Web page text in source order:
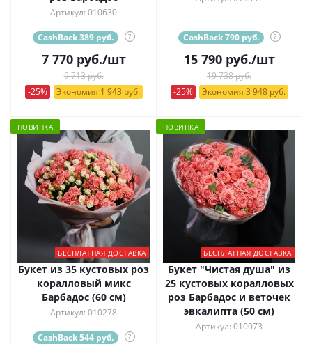
Артикул: 010630
CashBack 389 руб. ?
7 770руб./шт
9 713 руб.
-25%
Экономия 1 943 руб.
CashBack 790 руб. ?
15 790руб./шт
19 738 руб.
-25%
Экономия 3 948 руб.
НОВИНКА
БЕСПЛАТНАЯ ДОСТАВКА
Букет из 35 кустовых роз
коралловый микс
Барбадос (60 см)
Артикул: 010278
CashBack 544 руб. ?
НОВИНКА
БЕСПЛАТНАЯ ДОСТАВКА
Букет "Чистая душа" из
25 кустовых коралловых
роз Барбадос и веточек
эвкалипта (50 см)
Артикул: 010073